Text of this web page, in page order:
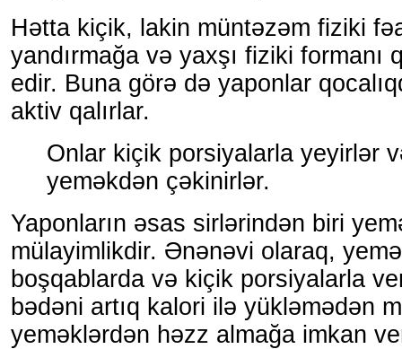
Hətta kiçik, lakin müntəzəm fiziki
yandırmağa və yaxşı fiziki formanı
edir. Buna görə də yaponlar
aktiv qalırlar.
Onlar kiçik porsiyalarla yeyirlər
yeməkdən çəkinirlər.
Yaponların əsas sirlərindən biri
mülayimlikdir. Ənənəvi olaraq,
boşqablarda və kiçik porsiyalarla
bədəni artıq kalori ilə yükləmədən
yeməklərdən həzz almağa imkan